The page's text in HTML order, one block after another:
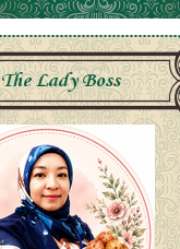
The Lady Boss